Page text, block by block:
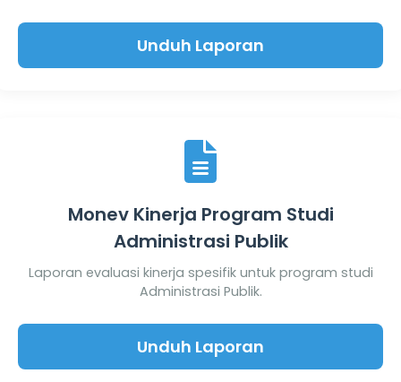
Unduh Laporan
Monev Kinerja Program Studi
Administrasi Publik
Laporan evaluasi kinerja spesifik untuk program studi
Administrasi Publik.
Unduh Laporan